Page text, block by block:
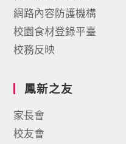
網路內容防護機構
校園食材登錄平臺
校務反映
鳳新之友
家長會
校友會